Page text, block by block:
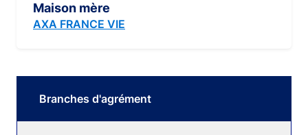
Maison mère
AXA FRANCE VIE
Branches d'agrément